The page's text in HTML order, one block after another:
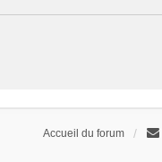
Accueil du forum